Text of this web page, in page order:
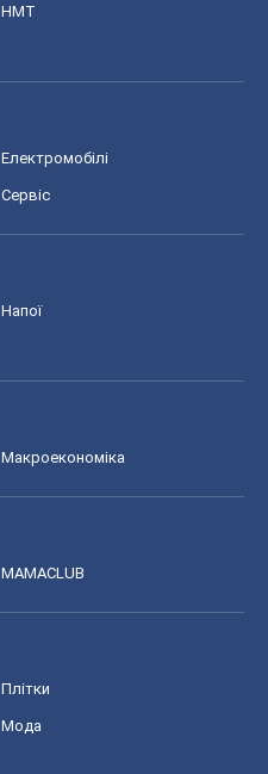
НМТ
Електромобілі
Сервіс
Напої
Макроекономіка
MAMACLUB
Плітки
Мода